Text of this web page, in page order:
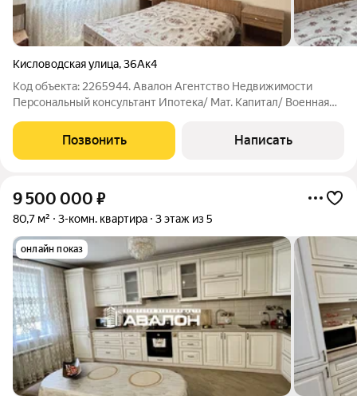
Кисловодская улица,36Ак4
Код объекта: 2265944. Авалон Агентство Недвижимости
Персональный консультант Ипотека/ Мат. Капитал/ Военная
в центре города. Три изолированные спальни; Просторный
коридор; Мебель и техника
Позвонить Написать
9 500 000 ₽
80,7 м² 3-комн. квартира 3 этаж из 5
онлайн показ